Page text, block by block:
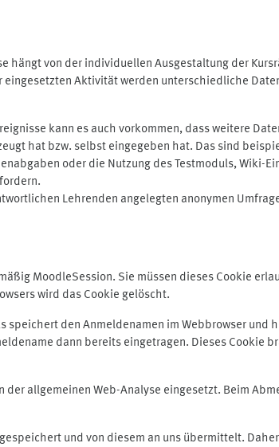
hängt von der individuellen Ausgestaltung der
Aktivität werden unterschiedliche
kann es auch vorkommen, dass weitere
hat bzw. selbst eingegeben hat. Das sind
oder die Nutzung des Testmoduls,
Lehrenden angelegten anonymen
MoodleSession. Sie müssen dieses Cookie
wird das Cookie gelöscht.
speichert den Anmeldenamen im Webbrowser
dann bereits eingetragen. Dieses Cookie
der allgemeinen Web-Analyse eingesetzt. Beim
und von diesem an uns übermittelt.